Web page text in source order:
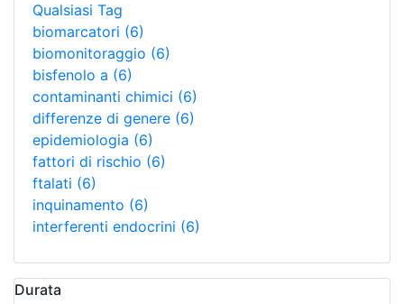
Qualsiasi Tag
biomarcatori (6)
biomonitoraggio (6)
bisfenolo a (6)
contaminanti chimici (6)
differenze di genere (6)
epidemiologia (6)
fattori di rischio (6)
ftalati (6)
inquinamento (6)
interferenti endocrini (6)
Durata